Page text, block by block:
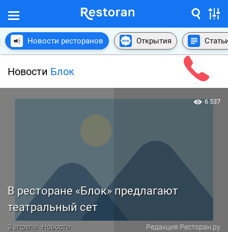
Новости ресторанов Открытия
Новости Блок
В ресторане «Блок» предлагают
театральный сет
3 апреля · Новости Редакция Ресторан.ру
6 537